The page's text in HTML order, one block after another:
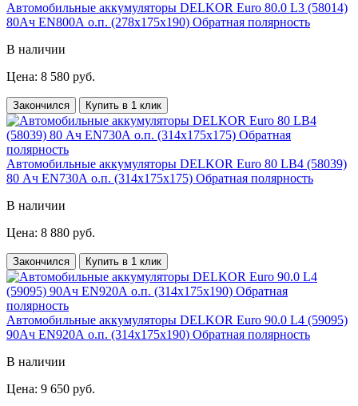
Автомобильные аккумуляторы DELKOR Euro 80.0 L3 (58014)
80Ач EN800А о.п. (278х175х190) Обратная полярность
В наличии
Цена: 8 580 руб.
Закончился Купить в 1 клик
Автомобильные аккумуляторы DELKOR Euro 80 LB4 (58039)
80 Ач EN730А о.п. (314х175х175) Обратная полярность
В наличии
Цена: 8 880 руб.
Закончился Купить в 1 клик
Автомобильные аккумуляторы DELKOR Euro 90.0 L4 (59095)
90Ач EN920А о.п. (314х175х190) Обратная полярность
В наличии
Цена: 9 650 руб.